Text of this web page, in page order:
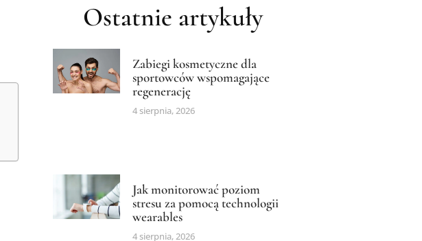
Ostatnie artykuły
Zabiegi kosmetyczne dla
sportowców wspomagające
regenerację
4 sierpnia, 2026
Jak monitorować poziom
stresu za pomocą technologii
wearables
4 sierpnia, 2026